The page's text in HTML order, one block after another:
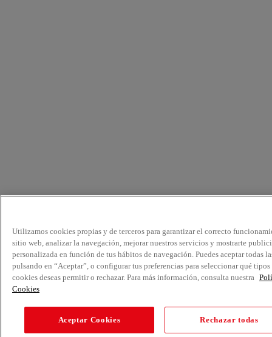
Utilizamos cookies propias y de terceros para garantizar el correcto
sitio web, analizar la navegación, mejorar nuestros servicios y mostrarte
personalizada en función de tus hábitos de navegación. Puedes aceptar todas
pulsando en “Aceptar”, o configurar tus preferencias para seleccionar qué tipos
cookies deseas permitir o rechazar. Para más información, consulta nuestra
Cookies
Aceptar Cookies Rechazar todas